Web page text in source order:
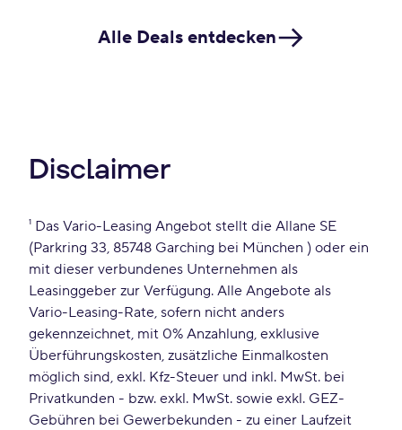
Alle Deals entdecken
Disclaimer
¹ Das Vario-Leasing Angebot stellt die Allane SE
(Parkring 33, 85748 Garching bei München ) oder ein
mit dieser verbundenes Unternehmen als
Leasinggeber zur Verfügung. Alle Angebote als
Vario-Leasing-Rate, sofern nicht anders
gekennzeichnet, mit 0% Anzahlung, exklusive
Überführungskosten, zusätzliche Einmalkosten
möglich sind, exkl. Kfz-Steuer und inkl. MwSt. bei
Privatkunden - bzw. exkl. MwSt. sowie exkl. GEZ-
Gebühren bei Gewerbekunden - zu einer Laufzeit